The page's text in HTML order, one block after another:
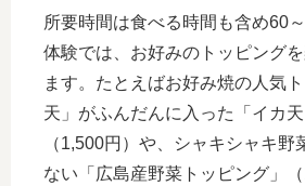
所要時間は食べる時間も含め60
体験では、お好みのトッピング
ます。たとえばお好み焼の人気
天」がふんだんに入った「イカ天
（1,500円）や、シャキシャキ野
ない「広島産野菜トッピング」（